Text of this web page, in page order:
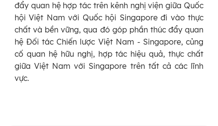
đẩy quan hệ hợp tác trên kênh nghị viện giữa Quốc
hội Việt Nam với Quốc hội Singapore đi vào thực
chất và bền vững, qua đó góp phần thúc đẩy quan
hệ Đối tác Chiến lược Việt Nam - Singapore, củng
cố quan hệ hữu nghị, hợp tác hiệu quả, thực chất
giữa Việt Nam với Singapore trên tất cả các lĩnh
vực.